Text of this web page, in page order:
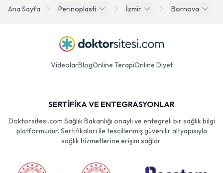
Ana Sayfa Perinoplasti İzmir Bornova
VideolarBlogOnline TerapiOnline Diyet
SERTİFİKA VE ENTEGRASYONLAR
Doktorsitesi.com Sağlık Bakanlığı onaylı ve entegreli bir sağlık bilgi
platformudur. Sertifikaları ile tescillenmiş güvenilir altyapısıyla
sağlık hizmetlerine erişim sağlar.